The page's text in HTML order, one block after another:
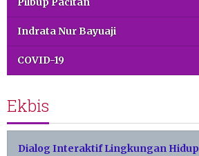
Indrata Nur Bayuaji
COVID-19
Ekbis
Dialog Interaktif Lingkungan Hidup